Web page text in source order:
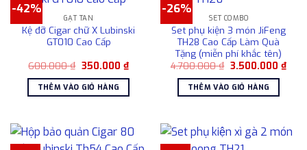
-42%
GẠT TÀN
Kệ đỡ Cigar chữ X Lubinski
GT010 Cao Cấp
600.000₫ Giá
là:
600.000 ₫.
350.000 ₫Giá
hiện
tại
350.000 ₫.
THÊM VÀO GIỎ HÀNG
-26%
SET COMBO
Set phụ kiện 3 món JiFeng
TH28 Cao Cấp Làm Quà
Tặng (miễn phí khắc tên)
4.700.000₫ Giá
là:
4.700.000 ₫.
3.500.000 ₫Giá
hiện
THÊM VÀO GIỎ HÀNG